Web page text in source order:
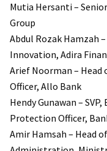
Mutia Hersanti –
Group
Abdul Rozak Hamzah
Innovation, Adira
Arief Noorman – Head
Officer, Allo Bank
Hendy Gunawan –
Protection Officer,
Amir Hamsah – Head